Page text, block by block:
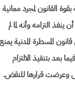
في الفصل 260 الذي يقع في هذه الحالة بقوة القانون لمجرد معانية
التزامه وأنه لما لم
المشتري توقفت نحوه في حين أنه لما كان العقد يلزم المشتري بأن يدفع أولا فإن الفصل 335 من قانون المسطرة المدنية يمنع
بعد بتنفيذ الالتزام
وعرضت قرارها للنقض.